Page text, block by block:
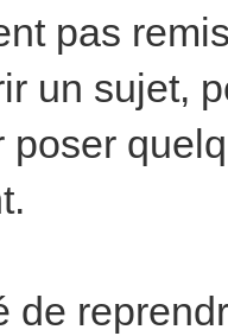
pas
un sujet,
poser
de